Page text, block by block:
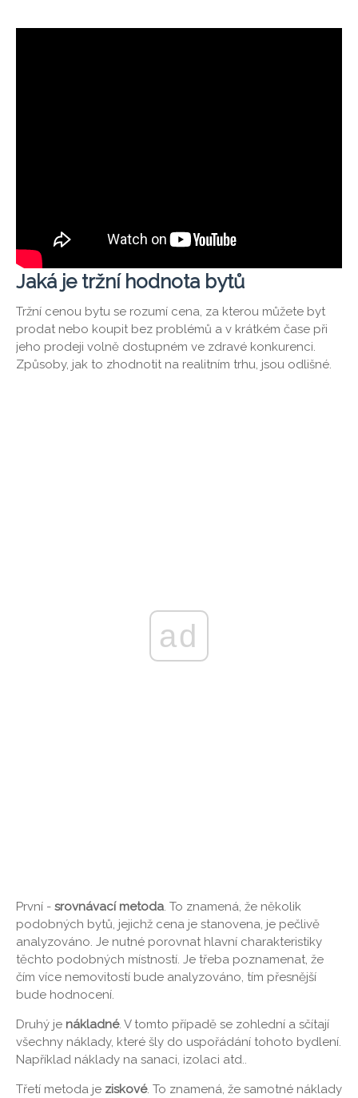
Jaká je tržní hodnota bytů
Tržní cenou bytu se rozumí cena, za kterou můžete byt
prodat nebo koupit bez problémů a v krátkém čase při
jeho prodeji volně dostupném ve zdravé konkurenci.
Způsoby, jak to zhodnotit na realitním trhu, jsou odlišné.
ad
První - srovnávací metoda. To znamená, že několik
podobných bytů, jejichž cena je stanovena, je pečlivě
analyzováno. Je nutné porovnat hlavní charakteristiky
těchto podobných místností. Je třeba poznamenat, že
čím více nemovitostí bude analyzováno, tím přesnější
bude hodnocení.
Druhý je nákladné. V tomto případě se zohlední a sčítají
všechny náklady, které šly do uspořádání tohoto bydlení.
Například náklady na sanaci, izolaci atd..
Třetí metoda je ziskové. To znamená, že samotné náklady